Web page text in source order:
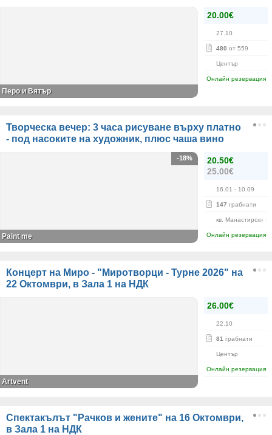
20.00€
27.10
480 от 559
Център
Онлайн резервация
Перо и Вятър
Творческа вечер: 3 часа рисуване върху платно
- под насоките на художник, плюс чаша вино
20.50€
25.00€
16.01 - 10.09
147 грабнати
кв. Манастирски
Онлайн резервация
-18%
Paint me
Концерт на Миро - "Миротворци - Турне 2026" на
22 Октомври, в Зала 1 на НДК
26.00€
22.10
81 грабнати
Център
Онлайн резервация
Artvent
Спектакълът "Рачков и жените" на 16 Октомври,
в Зала 1 на НДК